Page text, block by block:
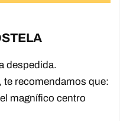
despedida.
te recomendamos que:
magnífico centro